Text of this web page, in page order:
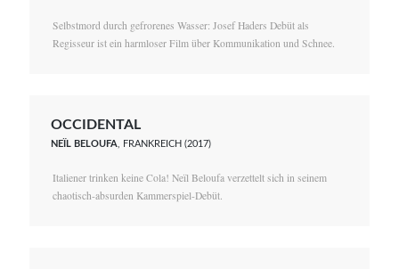
Selbstmord durch gefrorenes Wasser: Josef Haders Debüt als
Regisseur ist ein harmloser Film über Kommunikation und Schnee.
OCCIDENTAL
NEÏL BELOUFA , FRANKREICH (2017)
Italiener trinken keine Cola! Neïl Beloufa verzettelt sich in seinem
chaotisch-absurden Kammerspiel-Debüt.